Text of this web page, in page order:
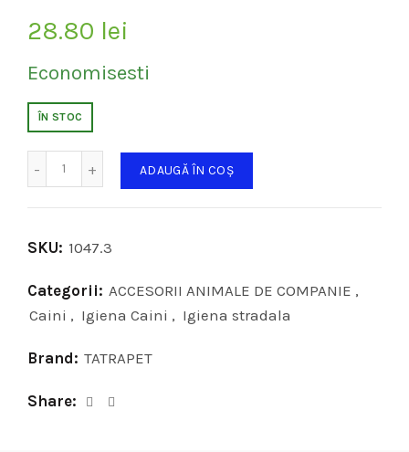
28.80 lei
Economisesti
ÎN STOC
ADAUGĂ ÎN COȘ
SKU: 1047.3
Categorii: ACCESORII ANIMALE DE COMPANIE ,
Caini , Igiena Caini , Igiena stradala
Brand: TATRAPET
Share